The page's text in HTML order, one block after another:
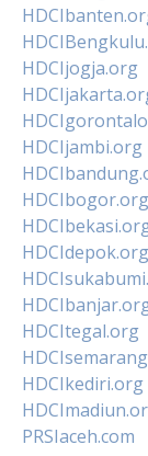
HDCIjogja.org
HDCIjambi.org
HDCIbogor.org
HDCIdepok.org
HDCItegal.org
HDCIkediri.org
PRSIaceh.com